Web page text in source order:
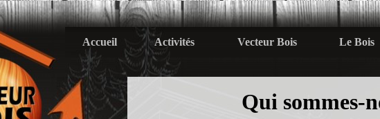
Accueil Activités Vecteur Bois Le Bois